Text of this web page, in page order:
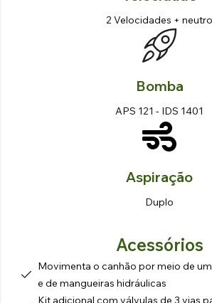
2 Velocidades + neutro
Bomba
APS 121 - IDS 1401
Aspiração
Duplo
Acessórios
Movimenta o canhão por meio de
e de mangueiras hidráulicas
Kit adicional com válvulas de 3 vias